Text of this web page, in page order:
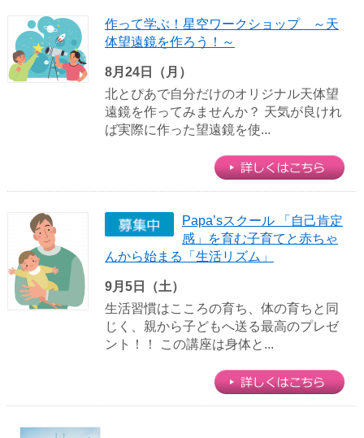
作って学ぶ！星空ワークショップ ～天
体望遠鏡を作ろう！～
8月24日（月）
北とぴあで自分だけのオリジナル天体望
遠鏡を作ってみませんか？ 天気が良けれ
ば実際に作った望遠鏡を使...
Papa’sスクール 「自己肯定
感」を育む子育てと赤ちゃ
んから始まる「生活リズム」
9月5日（土）
生活習慣はこころの育ち、体の育ちと同
じく、親から子どもへ送る最高のプレゼ
ント！！ この講座は身体と...